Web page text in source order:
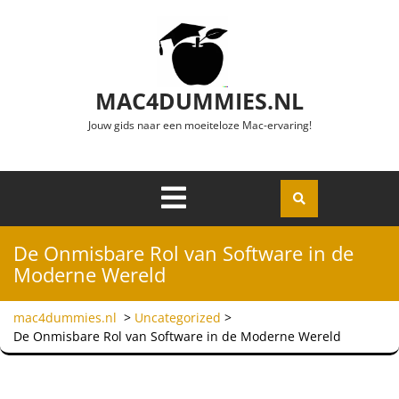
MAC4DUMMIES.NL
Jouw gids naar een moeiteloze Mac-ervaring!
Openen
De Onmisbare Rol van Software in de
Moderne Wereld
mac4dummies.nl > Uncategorized >
De Onmisbare Rol van Software in de Moderne Wereld